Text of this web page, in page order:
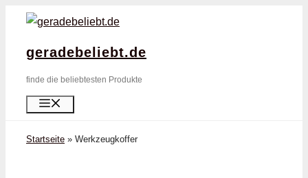
Zum
springen
geradebeliebt.de
finde die beliebtesten Produkte
Startseite » Werkzeugkoffer